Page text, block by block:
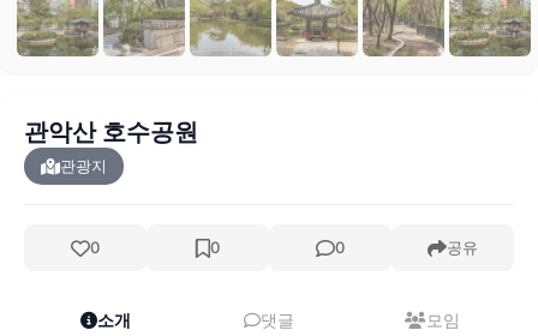
관악산 호수공원
관광지
0 0 0 공유
소개 댓글 모임